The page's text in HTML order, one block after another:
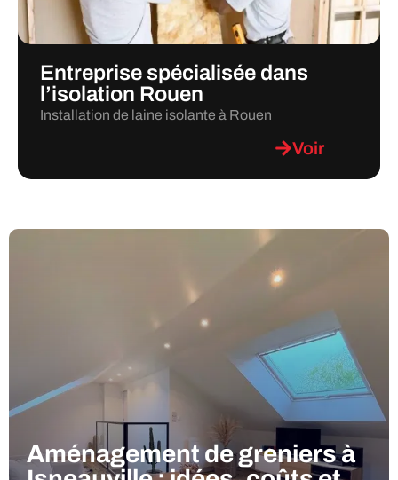
Entreprise spécialisée dans
l’isolation Rouen
Installation de laine isolante à Rouen
Voir
Aménagement de greniers à